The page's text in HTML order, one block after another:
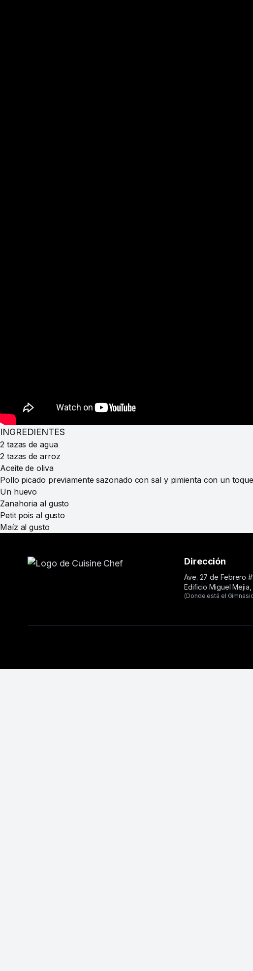
INGREDIENTES
2 tazas de agua
2 tazas de arroz
Aceite de oliva
Pollo picado previamente sazonado con sal y pimienta con un
Un huevo
Zanahoria al gusto
Petit pois al gusto
Maíz al gusto
Dirección
Ave. 27 de Febrero
Edificio Miguel
(Donde está el